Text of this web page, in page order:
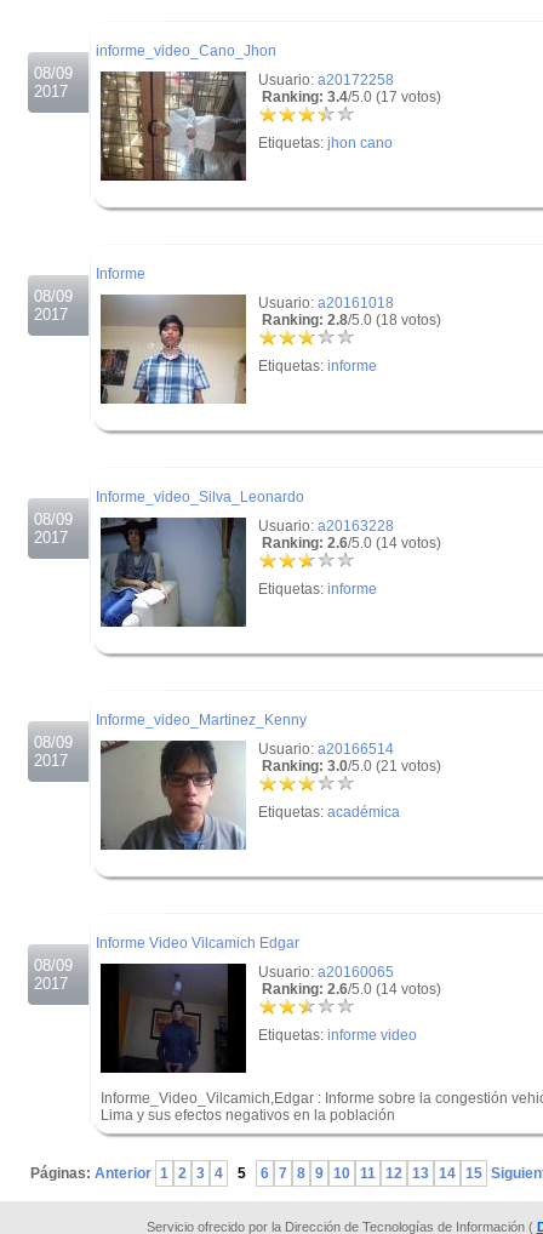
08/09
2017
informe_video_Cano_Jhon
Usuario: a20172258
Ranking: 3.4/5.0 (17 votos)
Etiquetas: jhon cano
08/09
2017
Informe
Usuario: a20161018
Ranking: 2.8/5.0 (18 votos)
Etiquetas: informe
08/09
2017
Informe_video_Silva_Leonardo
Usuario: a20163228
Ranking: 2.6/5.0 (14 votos)
Etiquetas: informe
08/09
2017
Informe_video_Martinez_Kenny
Usuario: a20166514
Ranking: 3.0/5.0 (21 votos)
Etiquetas: académica
08/09
2017
Informe Video Vilcamich Edgar
Usuario: a20160065
Ranking: 2.6/5.0 (14 votos)
Etiquetas: informe video
Informe_Video_Vilcamich,Edgar : Informe sobre la congestión
Lima y sus efectos negativos en la población
Páginas: Anterior 1 2 3 4 5 6 7 8 9 10 11 12 13 14 15
Servicio ofrecido por la Dirección de Tecnologías de Información (